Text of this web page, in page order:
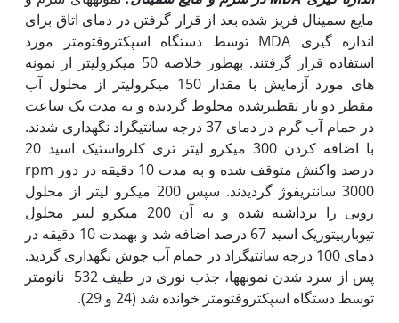
مایع سمینال فریز شده بعد از قرار گرفتن در دمای اتاق برای
اندازه گیری MDA توسط دستگاه اسپکتروفتومتر مورد
استفاده قرار گرفتند. به‏طور خلاصه 50 میکرولیتر از نمونه
های مورد آزمایش با مقدار 150 میکرولیتر از محلول آب
مقطر دو بار تقطیرشده مخلوط گردیده و به مدت یک ساعت
در حمام آب گرم در دمای 37 درجه سانتی‏گراد نگه‏داری شدند.
با اضافه کردن 300 میکرو لیتر تری کلرواستیک اسید 20
درصد واکنش متوقف شده و به مدت 10 دقیقه در دور rpm
3000 سانتریفوژ گردیدند. سپس 200 میکرو لیتر از محلول
رویی را برداشته شده و به آن 200 میکرو لیتر محلول
تیوباربیتوریک اسید 67 درصد اضافه شد و به‏مدت 10 دقیقه در
دمای 100 درجه سانتی‏گراد در حمام آب جوش نگه‏داری گردید.
پس از سرد شدن نمونه‏ها، جذب نوری در طیف 532 نانومتر
توسط دستگاه اسپکتروفتومتر خوانده شد (24 و 29).